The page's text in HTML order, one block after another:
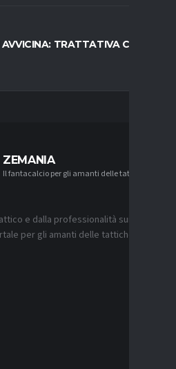
TRATTATIVA CON
ZEMANIA
Il fantacalcio per gli amanti delle tattiche
e dalla professionalità sui
per gli amanti delle tattiche